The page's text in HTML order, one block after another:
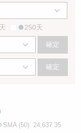
250天
確定
確定
SMA (50): 24,637.35